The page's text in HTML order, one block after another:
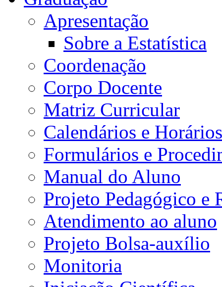
Apresentação
Sobre a Estatística
Coordenação
Corpo Docente
Matriz Curricular
Calendários e Horários
Formulários e
Manual do Aluno
Projeto Pedagógico e
Atendimento ao aluno
Projeto Bolsa-auxílio
Monitoria